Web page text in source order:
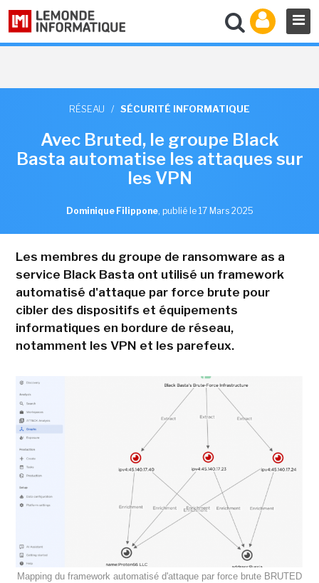
RÉSEAU / SÉCURITÉ INFORMATIQUE
Avec Bruted, le groupe Black
Basta automatise les attaques sur
les VPN
Dominique Filippone, publié le 17 Mars 2025
Les membres du groupe de ransomware as a
service Black Basta ont utilisé un framework
automatisé d'attaque par force brute pour
cibler des dispositifs et équipements
informatiques en bordure de réseau,
notamment les VPN et les parefeux.
Mapping du framework automatisé d'attaque par force brute BRUTED